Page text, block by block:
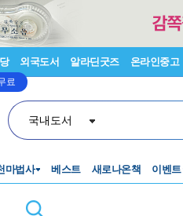
료
외국도서 알라딘굿즈 온라인중고
국내도서
마법사 베스트 새로나온책 이벤트